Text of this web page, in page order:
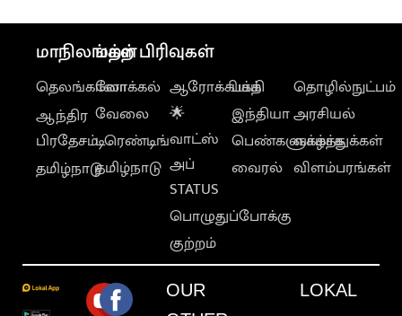
அறிவிப்பு
மாநிலங்கள்
தெலங்கானா
ஆந்திர
பிரதேசம்
தமிழ்நாடு
மற்ற பிரிவுகள்
லோக்கல்
வேலை
டிரெண்டிங்
தமிழ்நாடு
ஆரோக்கியம்
🌟
வாட்ஸ்
அப்
STATUS
பொழுதுப்போக்கு
குற்றம்
பக்தி
இந்தியா
பெண்களுக்காக
வைரல்
தொழில்நுட்பம்
அரசியல்
வாழ்த்துக்கள்
விளம்பரங்கள்
OUR
LOKAL